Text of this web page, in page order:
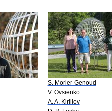
S. Morier-Genoud
V. Ovsienko
A. A. Kirillov